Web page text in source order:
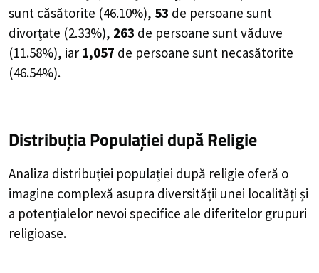
sunt căsătorite (46.10%), 53 de persoane sunt
divorțate (2.33%), 263 de persoane sunt văduve
(11.58%), iar 1,057 de persoane sunt necasătorite
(46.54%).
Distribuția Populațieidupă Religie
Analiza distribuției populației după religie oferă o
imagine complexă asupra diversității unei localități și
a potențialelor nevoi specifice ale diferitelor grupuri
religioase.